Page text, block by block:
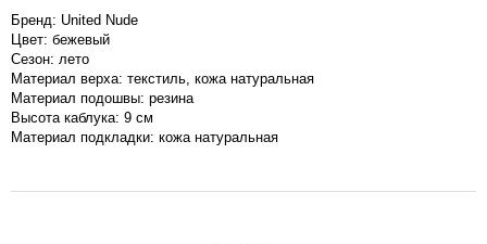
Бренд: United Nude
Цвет: бежевый
Сезон: лето
Материал верха: текстиль, кожа натуральная
Материал подошвы: резина
Высота каблука: 9 см
Материал подкладки: кожа натуральная